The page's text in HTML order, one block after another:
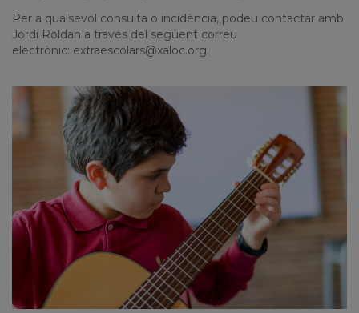
Per a qualsevol consulta o incidència, podeu contactar amb
Jordi Roldán a través del següent correu
electrònic: extraescolars@xaloc.org.